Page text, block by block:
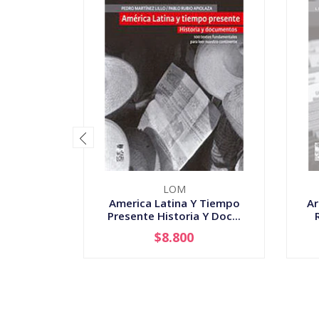
LOM
America Latina Y Tiempo
Presente Historia Y Doc...
+
$8.800